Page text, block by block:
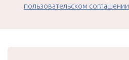
пользовательском соглашении